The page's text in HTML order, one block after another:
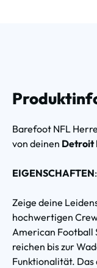
Barefoot NFL
von deinen Detroit
EIGENSCHAFTEN:
Zeige deine
hochwertigen
American Football
reichen bis zur
Funktionalität.